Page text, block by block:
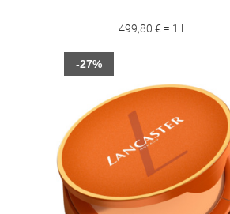
499,80 € = 1 l
-27%